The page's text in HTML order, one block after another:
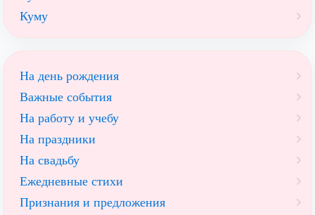
Куму
На день рождения
Важные события
На работу и учебу
На праздники
На свадьбу
Ежедневные стихи
Признания и предложения